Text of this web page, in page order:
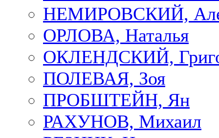
НЕМИРОВСКИЙ,
ОРЛОВА, Наталья
ОКЛЕНДСКИЙ,
ПОЛЕВАЯ, Зоя
ПРОБШТЕЙН, Ян
РАХУНОВ, Михаил